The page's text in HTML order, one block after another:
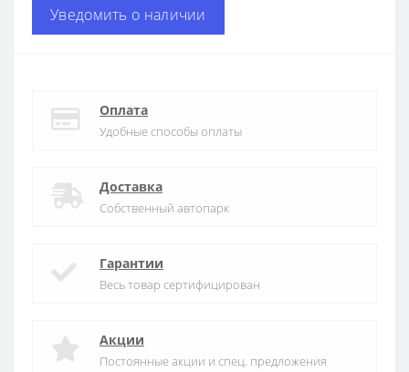
Уведомить о наличии
Оплата
Удобные способы оплаты
Доставка
Собственный автопарк
Гарантии
Весь товар сертифицирован
Акции
Постоянные акции и спец. предложения